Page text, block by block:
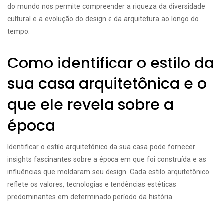
do mundo nos permite compreender a riqueza da diversidade
cultural e a evolução do design e da arquitetura ao longo do
tempo.
Como identificar o estilo da
sua casa arquitetônica e o
que ele revela sobre a
época
Identificar o estilo arquitetônico da sua casa pode fornecer
insights fascinantes sobre a época em que foi construída e as
influências que moldaram seu design. Cada estilo arquitetônico
reflete os valores, tecnologias e tendências estéticas
predominantes em determinado período da história.